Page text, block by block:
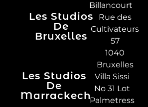
Billancourt
Les Studios
De
Bruxelles
Rue des
Cultivateurs
57
1040
Bruxelles
Les Studios
De
Marrackech
Villa Sissi
No 31 Lot
Palmetress